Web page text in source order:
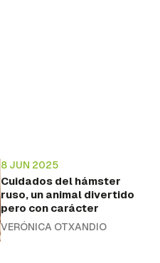
8 JUN 2025
Cuidados del hámster
ruso, un animal divertido
pero con carácter
VERÓNICA OTXANDIO